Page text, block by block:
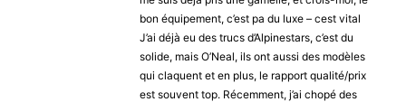
bon équipement, c’est pa du luxe – cest vital
J’ai déjà eu des trucs d’Alpinestars, c’est du
solide, mais O’Neal, ils ont aussi des modèles
qui claquent et en plus, le rapport qualité/prix
est souvent top. Récemment, j’ai chopé des